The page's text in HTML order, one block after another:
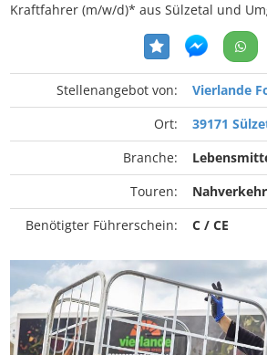
Kraftfahrer (m/w/d)* aus Sülzetal und
Stellenangebot von:
Vierlande
Ort:
39171
Branche:
Touren:
Nahverkehr
Benötigter Führerschein:
C / CE